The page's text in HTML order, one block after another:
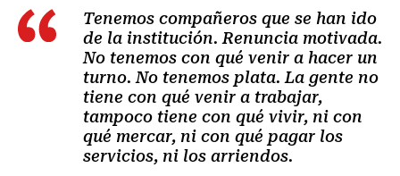
Tenemos compañeros que se han ido
de la institución. Renuncia motivada.
No tenemos con qué venir a hacer un
turno. No tenemos plata. La gente no
tiene con qué venir a trabajar,
tampoco tiene con qué vivir, ni con
qué mercar, ni con qué pagar los
servicios, ni los arriendos.